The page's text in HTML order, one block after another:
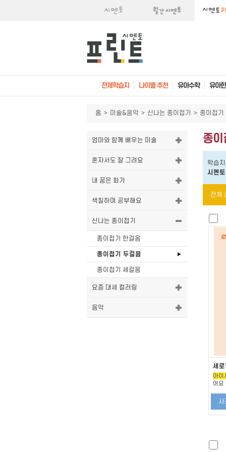
전체학습지 나이별 추천 유아수학 유아
홈 > 미술&음악 > 신나는 종이접기 > 종이접기
엄마와 함께 배우는 미술
혼자서도 잘 그려요
내 꿈은 화가
색칠하며 공부해요
신나는 종이접기
종이접기 한걸음
종이접기 두걸음
종이접기 세걸음
요즘 대세 컬러링
음악
종
학습
시멘
전체
세
아이
어요
사